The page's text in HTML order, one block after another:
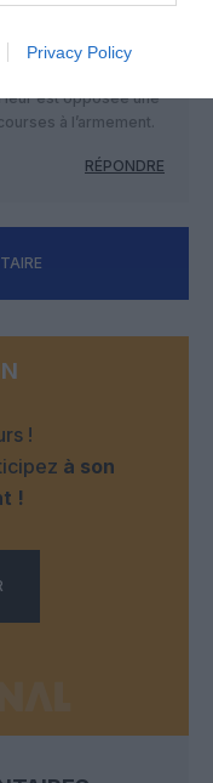
Privacy Policy
et agressif : ces
leur est opposée une
à l’armement.
RÉPONDRE
!
à son
!